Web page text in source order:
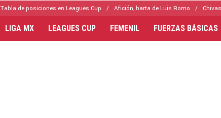
Tabla de posiciones en Leagues Cup Afición, harta de Luis Romo
LIGA MX LEAGUES CUP FEMENIL FUERZAS BÁSICAS